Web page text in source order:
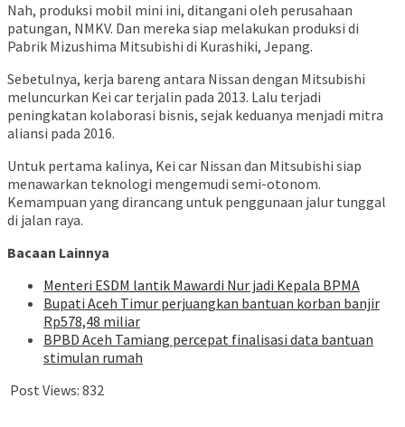
Nah, produksi mobil mini ini, ditangani oleh perusahaan
patungan, NMKV. Dan mereka siap melakukan produksi di
Pabrik Mizushima Mitsubishi di Kurashiki, Jepang.
Sebetulnya, kerja bareng antara Nissan dengan Mitsubishi
meluncurkan Kei car terjalin pada 2013. Lalu terjadi
peningkatan kolaborasi bisnis, sejak keduanya menjadi mitra
aliansi pada 2016.
Untuk pertama kalinya, Kei car Nissan dan Mitsubishi siap
menawarkan teknologi mengemudi semi-otonom.
Kemampuan yang dirancang untuk penggunaan jalur tunggal
di jalan raya.
Bacaan Lainnya
Menteri ESDM lantik Mawardi Nur jadi Kepala BPMA
Bupati Aceh Timur perjuangkan bantuan korban banjir
Rp578,48 miliar
BPBD Aceh Tamiang percepat finalisasi data bantuan
stimulan rumah
Post Views: 832